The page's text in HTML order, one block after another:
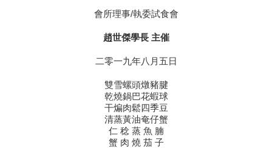
會所理事/執委試食會
趙世傑學長 主催
二零一九年八月五日
雙雪螺頭燉豬腱
乾燒鍋巴花蝦球
干煸肉鬆四季豆
清蒸黃油奄仔蟹
仁 稔 蒸 魚 腩
蟹 肉 燒 茄 子